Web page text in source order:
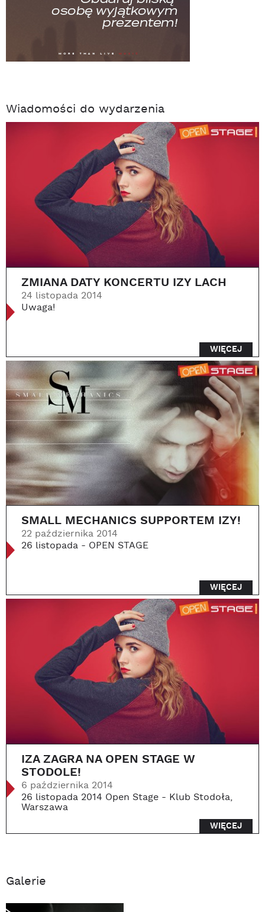
Wiadomości do wydarzenia
ZMIANA DATY KONCERTU IZY LACH
24 listopada 2014
Uwaga!
WIĘCEJ
SMALL MECHANICS SUPPORTEM IZY!
22 października 2014
26 listopada - OPEN STAGE
WIĘCEJ
IZA ZAGRA NA OPEN STAGE W
STODOLE!
6 października 2014
26 listopada 2014 Open Stage - Klub Stodoła,
Warszawa
WIĘCEJ
Galerie